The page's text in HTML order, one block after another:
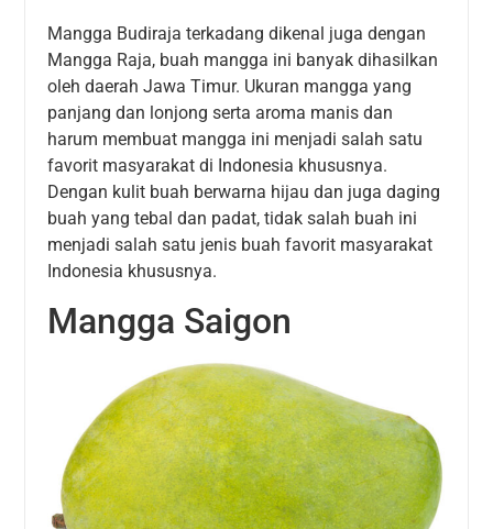
Mangga Budiraja terkadang dikenal juga dengan
Mangga Raja, buah mangga ini banyak dihasilkan
oleh daerah Jawa Timur. Ukuran mangga yang
panjang dan lonjong serta aroma manis dan
harum membuat mangga ini menjadi salah satu
favorit masyarakat di Indonesia khususnya.
Dengan kulit buah berwarna hijau dan juga daging
buah yang tebal dan padat, tidak salah buah ini
menjadi salah satu jenis buah favorit masyarakat
Indonesia khususnya.
Mangga Saigon